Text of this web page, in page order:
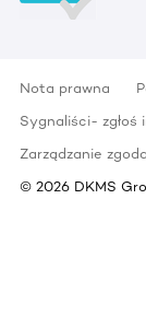
Nota prawna
Sygnaliści- zgłoś
Zarządzanie
© 2026 DKMS